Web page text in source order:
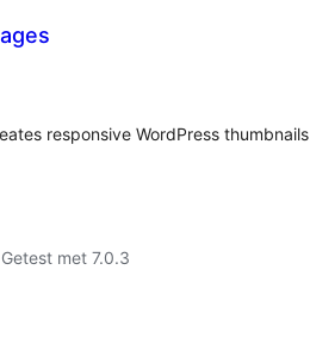
responsive WordPress thumbnails
Getest met 7.0.3